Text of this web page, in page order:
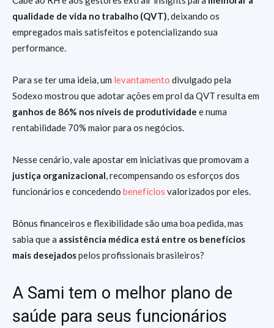
qualidade de vida no trabalho (QVT), deixando os
empregados mais satisfeitos e potencializando sua
performance.
Para se ter uma ideia, um levantamento divulgado pela
Sodexo mostrou que adotar ações em prol da QVT resulta em
ganhos de 86% nos níveis de produtividade e numa
rentabilidade 70% maior para os negócios.
Nesse cenário, vale apostar em iniciativas que promovam a
justiça organizacional, recompensando os esforços dos
funcionários e concedendo benefícios valorizados por eles.
Bônus financeiros e flexibilidade são uma boa pedida, mas
sabia que a assistência médica está entre os benefícios
mais desejadospelos profissionais brasileiros?
A Sami tem o melhor plano de
saúde para seus funcionários